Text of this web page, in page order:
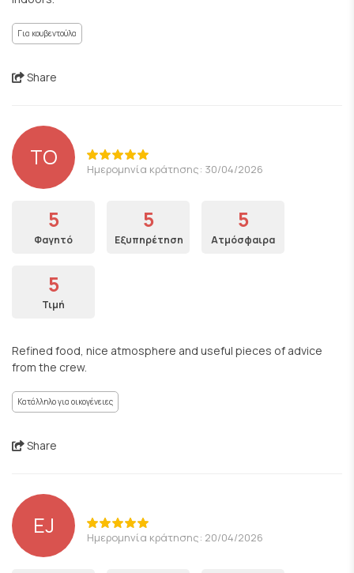
Για κουβεντούλα
Share
TO Ημερομηνία κράτησης: 30/04/2026
5
Φαγητό
5
Εξυπηρέτηση
5
Ατμόσφαιρα
5
Τιμή
Refined food, nice atmosphere and useful pieces of advice
from the crew.
Κατάλληλο για οικογένειες
Share
EJ Ημερομηνία κράτησης: 20/04/2026